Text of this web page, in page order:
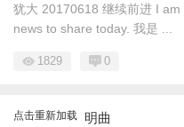
犹大 20170618 继续前进 I
news to share today. 我是 ...
1829 0
点击重新加载 明曲